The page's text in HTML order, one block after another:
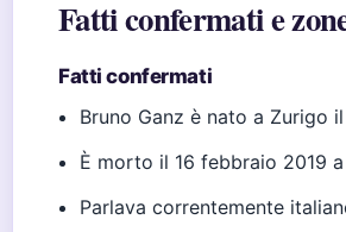
Fatti confermati e
Fatti confermati
Bruno Ganz è nato a Zurigo
È morto il 16 febbraio 2019 a
Parlava correntemente